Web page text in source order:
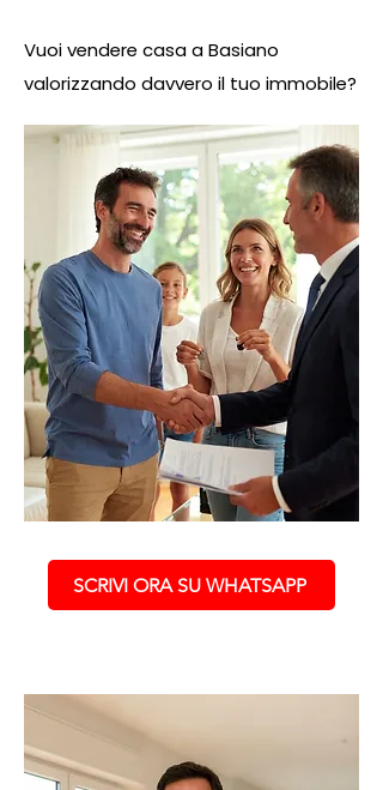
Vuoi vendere casa a Basiano
valorizzando davvero il tuo immobile?
SCRIVI ORA SU WHATSAPP